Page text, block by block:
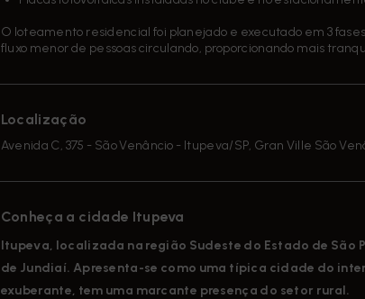
O loteamento residencial foi planejado e executado em 3
fluxo menor de pessoas circulando, proporcionando mais
Localização
Avenida C, 375 - São Venâncio - Itupeva/SP, Gran Ville São
Conheça a cidade Itupeva
Itupeva, localizada na região Sudeste do Estado de
de Jundiaí. Apresenta-se como uma típica cidade do
exuberante, tem uma marcante presença do setor rural.